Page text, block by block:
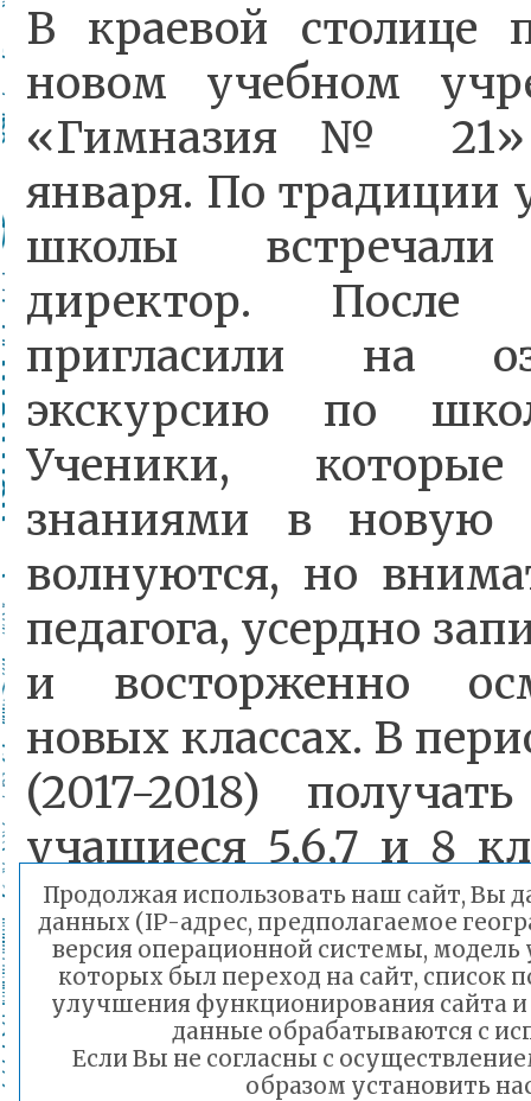
В краевой столице
новом учебном
«Гимназия № 21»
января. По традиции
школы
директор. После
пригласили на
экскурсию по
Ученики,
знаниями в новую
волнуются, но
педагога, усердно
и восторженно
новых классах. В
(2017-2018)
учащиеся 5,6,7 и 8
учебный день 141
порог
образовательный
только начало.
Продолжая использовать наш сайт, Вы
данных (IP-адрес, предполагаемое
версия операционной системы,
которых был переход на сайт, список
улучшения функционирования сайта
данные обрабатываются с
Если Вы не согласны с
образом установить